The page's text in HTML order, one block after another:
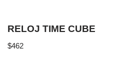
RELOJ TIME CUBE
$462